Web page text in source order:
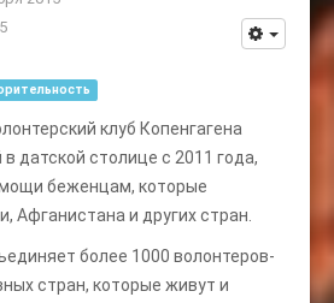
клуб Копенгагена
датской столице с 2011 года,
беженцам, которые
Афганистана и других стран.
более 1000 волонтеров-
стран, которые живут и